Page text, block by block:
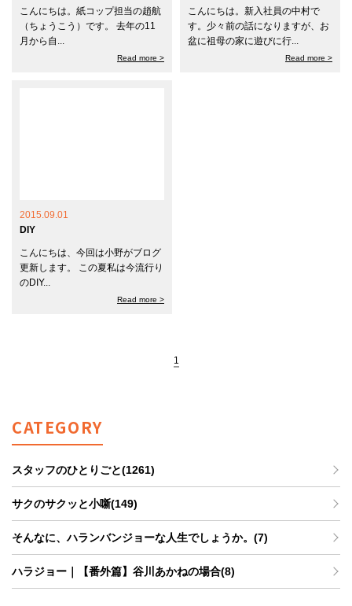
こんにちは。紙コップ担当の趙航
（ちょうこう）です。 去年の11
月から自...
Read more >
こんにちは。新入社員の中村で
す。少々前の話になりますが、お
盆に祖母の家に遊びに行...
Read more >
2015.09.01
DIY
こんにちは、今回は小野がブログ
更新します。 この夏私は今流行り
のDIY...
Read more >
CATEGORY
スタッフのひとりごと(1261)
サクのサクッと小噺(149)
そんなに、ハランバンジョーな人生でしょうか。(7)
ハラジョー｜【番外篇】谷川あかねの場合(8)
1